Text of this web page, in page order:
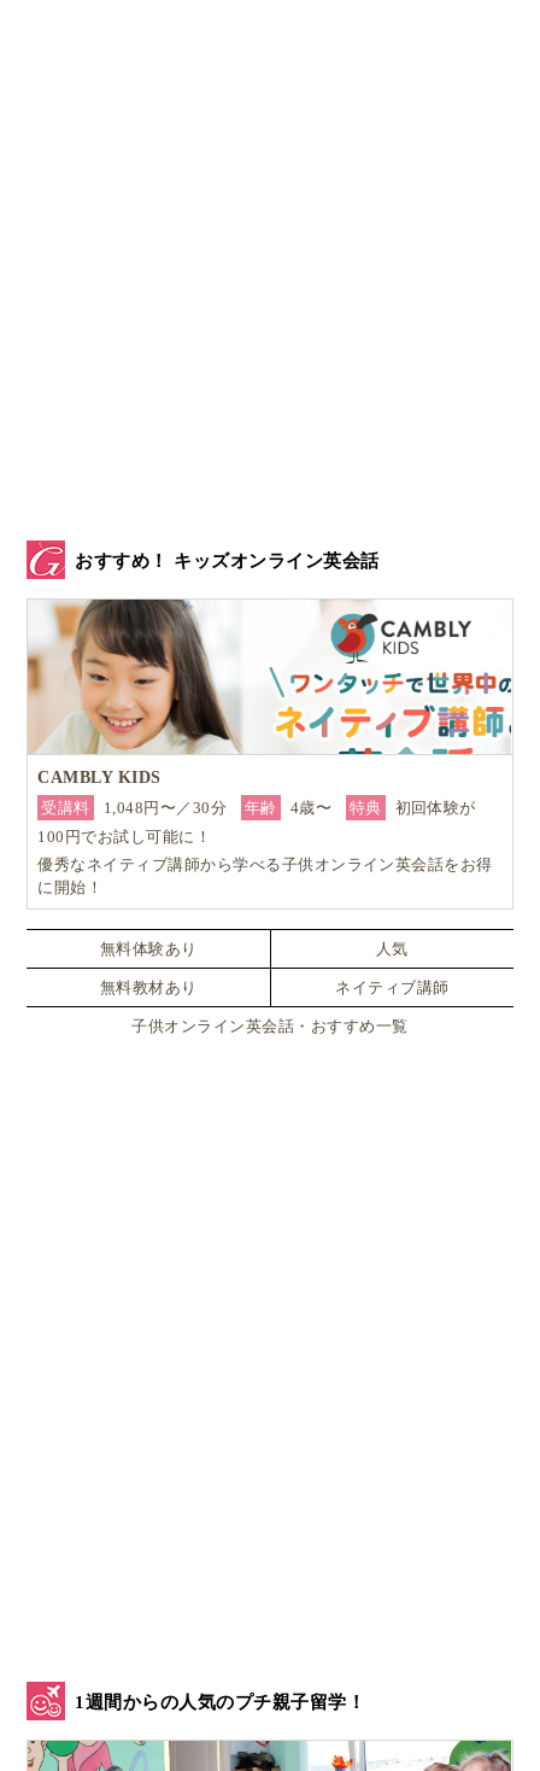
おすすめ！ キッズオンライン英会話
CAMBLY KIDS
受講料
1,048円〜／30分 年齢 4歳〜 特典
初回体験が
100円でお試し可能に！
優秀なネイティブ講師から学べる子供オンライン英会話をお得
に開始！
無料体験あり 人気
無料教材あり ネイティブ講師
子供オンライン英会話・おすすめ一覧
1週間からの人気のプチ親子留学！